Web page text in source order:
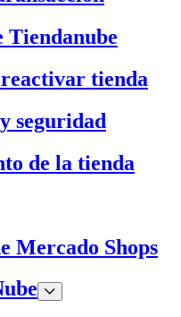
Tiendanube
tienda
seguridad
de la tienda
Mercado Shops